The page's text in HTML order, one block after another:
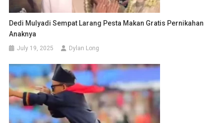
Dedi Mulyadi Sempat Larang Pesta Makan Gratis Pernikahan
Anaknya
July 19, 2025 Dylan Long